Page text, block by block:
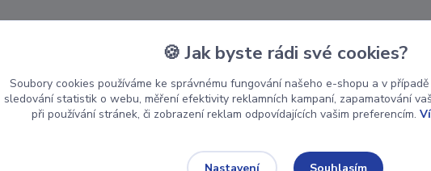
🍪 Jak byste rádi své cookies?
Soubory cookies používáme ke správnému fungování našeho e-shopu a v
sledování statistik o webu, měření efektivity reklamních kampaní, zapamatování
při používání stránek, či zobrazení reklam odpovídajících vašim preferencím.
Souhlasím